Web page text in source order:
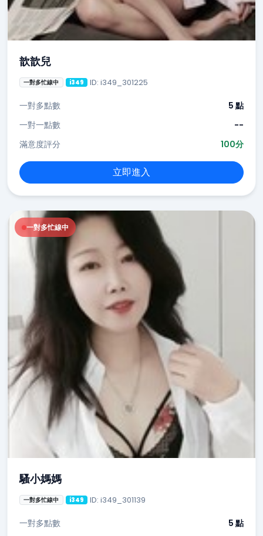
歆歆兒
一對多忙線中 i349 ID: i349_301225
一對多點數
5 點
一對一點數
--
滿意度評分
100分
立即進入
一對多忙線中
騷小媽媽
一對多忙線中 i349 ID: i349_301139
一對多點數 5 點